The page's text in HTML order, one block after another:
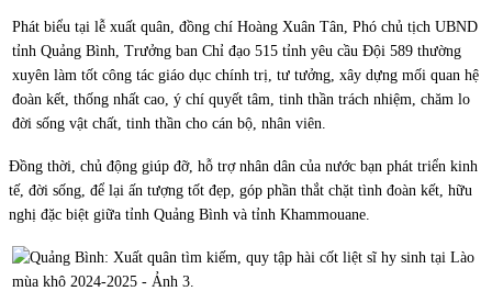
Phát biểu tại lễ xuất quân, đồng chí Hoàng Xuân Tân, Phó chủ tịch UBND
tỉnh Quảng Bình, Trưởng ban Chỉ đạo 515 tỉnh yêu cầu Đội 589 thường
xuyên làm tốt công tác giáo dục chính trị, tư tưởng, xây dựng mối quan hệ
đoàn kết, thống nhất cao, ý chí quyết tâm, tinh thần trách nhiệm, chăm lo
đời sống vật chất, tinh thần cho cán bộ, nhân viên.
Đồng thời, chủ động giúp đỡ, hỗ trợ nhân dân của nước bạn phát triển kinh
tế, đời sống, để lại ấn tượng tốt đẹp, góp phần thắt chặt tình đoàn kết, hữu
nghị đặc biệt giữa tỉnh Quảng Bình và tỉnh Khammouane.